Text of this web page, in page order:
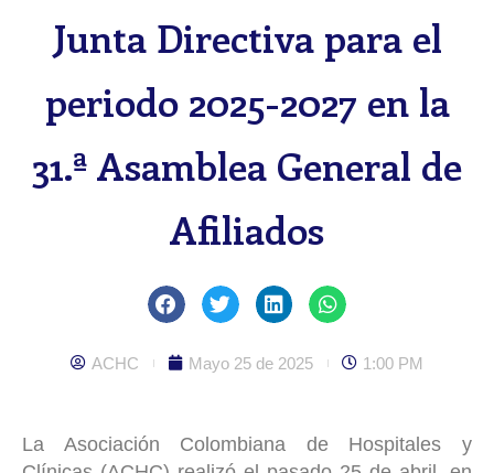
Junta Directiva para el
periodo 2025-2027 en la
31.ª Asamblea General de
Afiliados
ACHC Mayo 25 de 2025 1:00 PM
La Asociación Colombiana de Hospitales y